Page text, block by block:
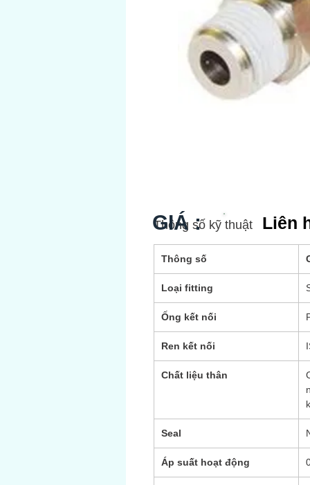
Thông số kỹ thuật
Thông số
Loại fitting
Ống kết nối
Ren kết nối
Chất liệu thân
Seal
Áp suất hoạt động
Liên
GIÁ :